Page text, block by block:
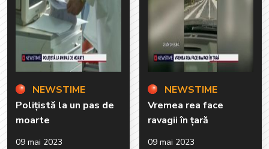
NEWSTIME
Polițistă la un pas de
moarte
09 mai 2023
NEWSTIME
Vremea rea face
ravagii în țară
09 mai 2023